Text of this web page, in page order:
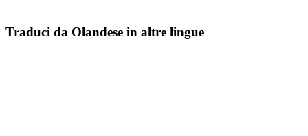
Traduci da Olandese in altre lingue